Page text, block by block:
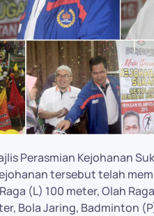
Perasmian Kejohanan
tersebut telah
(L) 100 meter, Olah
Bola Jaring, Badminton